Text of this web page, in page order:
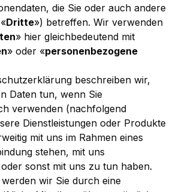
die Sie oder auch andere
Dritte») betreffen. Wir verwenden
» hier gleichbedeutend mit
» oder «personenbezogene
beschreiben wir,
Daten tun, wenn Sie
verwenden (nachfolgend
Dienstleistungen oder Produkte
mit uns im Rahmen eines
stehen, mit uns
sonst mit uns zu tun haben.
wir Sie durch eine